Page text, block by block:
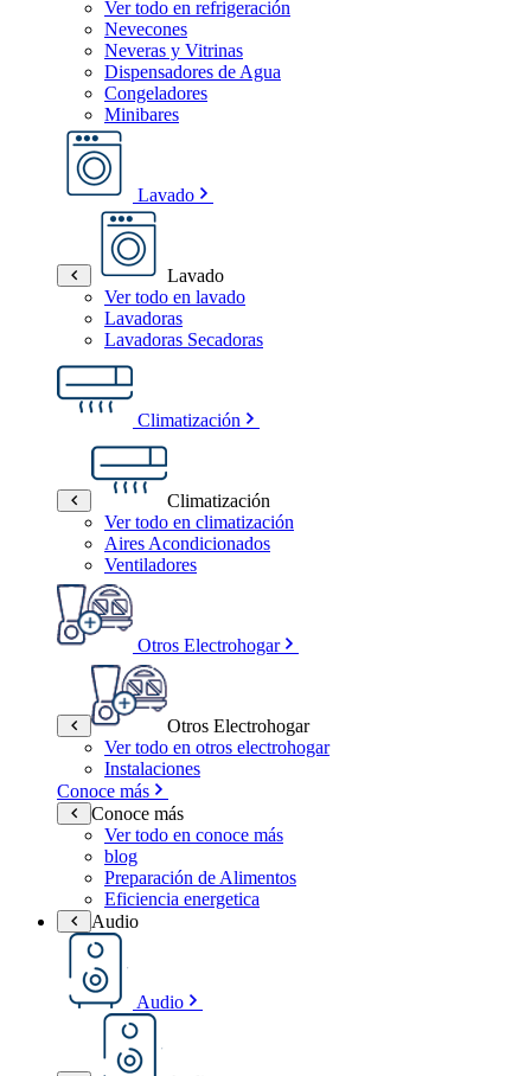
Ver todo en refrigeración
Nevecones
Neveras y Vitrinas
Dispensadores de Agua
Congeladores
Minibares
Lavado
Lavado
Ver todo en lavado
Lavadoras
Lavadoras Secadoras
Climatización
Climatización
Ver todo en climatización
Aires Acondicionados
Ventiladores
Otros Electrohogar
Otros Electrohogar
Ver todo en otros electrohogar
Instalaciones
Conoce más
Conoce más
Ver todo en conoce más
blog
Preparación de Alimentos
Eficiencia energetica
Audio
Audio